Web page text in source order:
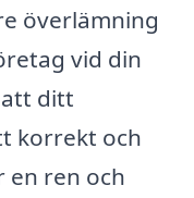
överlämning
vid din
att ditt
korrekt och
en ren och